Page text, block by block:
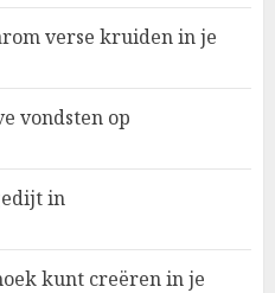
verse kruiden in je
vondsten op
in
kunt creëren in je